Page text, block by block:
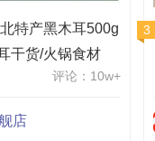
特产黑木耳500g
干货/火锅食材
评论：10w+
店